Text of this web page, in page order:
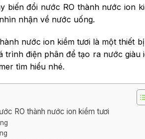
biến đổi nước RO thành nước ion
nhận về nước uống.
nước ion kiềm tươi là một thiết
trình điện phân để tạo ra nước giàu
tìm hiểu nhé.
RO thành nước ion kiềm tươi